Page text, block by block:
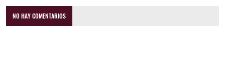
NO HAY COMENTARIOS